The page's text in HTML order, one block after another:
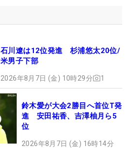
石川遼は12位発進 杉浦悠太20位/
米男子下部
2026年8月7日 (金) 10時29分 1
鈴木愛が大会2勝目へ首位T発
進 安田祐香、吉澤柚月ら5
位
2026年8月7日 (金) 16時14分